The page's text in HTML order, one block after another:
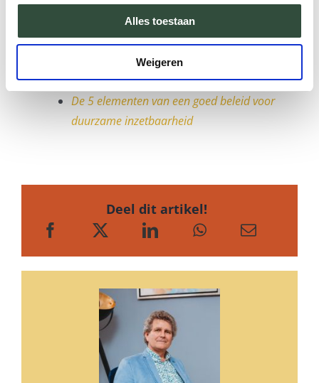
Alles toestaan
Weigeren
Nieuwe pensioenwet: minder pensioen? –
Dit moet je weten
De 5 elementen van een goed beleid voor
duurzame inzetbaarheid
Deel dit artikel!